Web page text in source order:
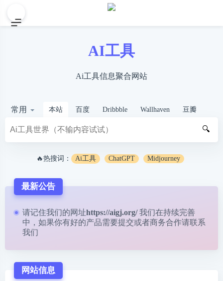
AI工具
Ai工具信息聚合网站
常用 本站 百度 Dribbble Wallhaven 豆瓣
🔍
🔥热搜词： Ai工具 ChatGPT Midjourney
最新公告
请记住我们的网址https://aigj.org/ 我们在持续完善
中，如果你有好的产品需要提交或者商务合作请联系
我们
网站信息